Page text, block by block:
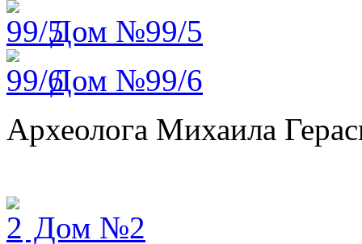
Дом №99/5
Дом №99/6
Археолога Михаила
Дом №2